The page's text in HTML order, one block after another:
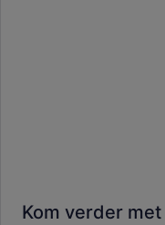
Kom verder